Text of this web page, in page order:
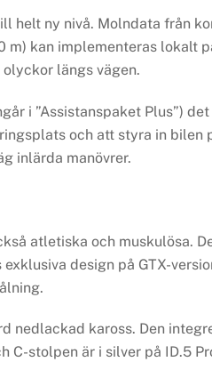
helt ny nivå. Molndata från
kan implementeras lokalt
längs vägen.
i ”Assistanspaket Plus”)
och att styra in bilen
inlärda manövrer.
atletiska och muskulösa.
design på GTX-
nedlackad kaross. Den
stolpen är i silver på ID.5